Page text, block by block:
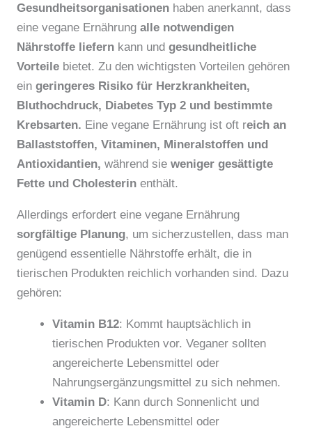
Gesundheitsorganisationen haben anerkannt, dass
eine vegane Ernährung alle notwendigen
Nährstoffe liefern kann und gesundheitliche
Vorteile bietet. Zu den wichtigsten Vorteilen gehören
ein geringeres Risiko für Herzkrankheiten,
Bluthochdruck, Diabetes Typ 2 und bestimmte
Krebsarten. Eine vegane Ernährung ist oft reich an
Ballaststoffen, Vitaminen, Mineralstoffen und
Antioxidantien, während sie weniger gesättigte
Fette und Cholesterin enthält.
Allerdings erfordert eine vegane Ernährung
sorgfältige Planung, um sicherzustellen, dass man
genügend essentielle Nährstoffe erhält, die in
tierischen Produkten reichlich vorhanden sind. Dazu
gehören:
Vitamin B12: Kommt hauptsächlich in
tierischen Produkten vor. Veganer sollten
angereicherte Lebensmittel oder
Nahrungsergänzungsmittel zu sich nehmen.
Vitamin D: Kann durch Sonnenlicht und
angereicherte Lebensmittel oder